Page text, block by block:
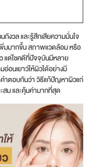
งวล และรู้สึกเสียความมั่นใจ
มมากขึ้น สภาพแวดล้อม หรือ
แต่โชคดีที่ปัจจุบันมีหลาย
อนเยาว์ให้ผิวได้อย่างมี
ำตอบกันว่า วิธีแก้ปัญหาผิวแก่
สม และคุ้มค่ามากที่สุด